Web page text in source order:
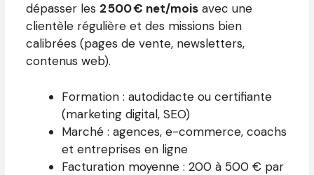
dépasser les 2 500 € net/mois avec une
clientèle régulière et des missions bien
calibrées (pages de vente, newsletters,
contenus web).
Formation : autodidacte ou certifiante
(marketing digital, SEO)
Marché : agences, e-commerce, coachs
et entreprises en ligne
Facturation moyenne : 200 à 500 € par